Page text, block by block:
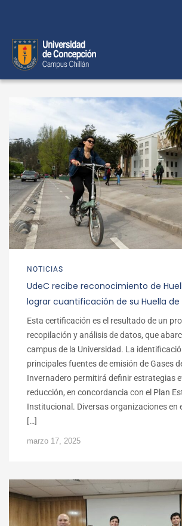
NOTICIAS
UdeC recibe reconocimiento de
lograr cuantificación de su Huella de
Esta certificación es el resultado de un
recopilación y análisis de datos, que
campus de la Universidad. La
principales fuentes de emisión de Gases
Invernadero permitirá definir estrategias
reducción, en concordancia con el Plan
Institucional. Diversas organizaciones en
[…]
marzo 17, 2025